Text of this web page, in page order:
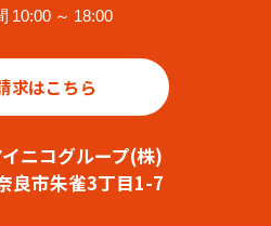
10:00 ～ 18:00
求はこちら
ニコグループ(株)
良市朱雀3丁目1-7